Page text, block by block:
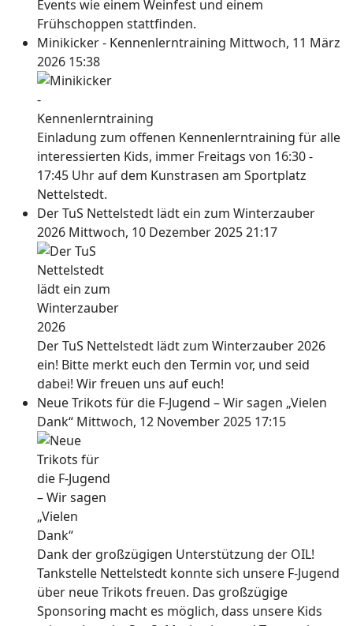
Events wie einem Weinfest und einem
Frühschoppen stattfinden.
Minikicker - Kennenlerntraining Mittwoch, 11 März
2026 15:38
Einladung zum offenen Kennenlerntraining für alle
interessierten Kids, immer Freitags von 16:30 -
17:45 Uhr auf dem Kunstrasen am Sportplatz
Nettelstedt.
Der TuS Nettelstedt lädt ein zum Winterzauber
2026 Mittwoch, 10 Dezember 2025 21:17
Der TuS Nettelstedt lädt zum Winterzauber 2026
ein! Bitte merkt euch den Termin vor, und seid
dabei! Wir freuen uns auf euch!
Neue Trikots für die F-Jugend – Wir sagen „Vielen
Dank“ Mittwoch, 12 November 2025 17:15
Dank der großzügigen Unterstützung der OIL!
Tankstelle Nettelstedt konnte sich unsere F-Jugend
über neue Trikots freuen. Das großzügige
Sponsoring macht es möglich, dass unsere Kids